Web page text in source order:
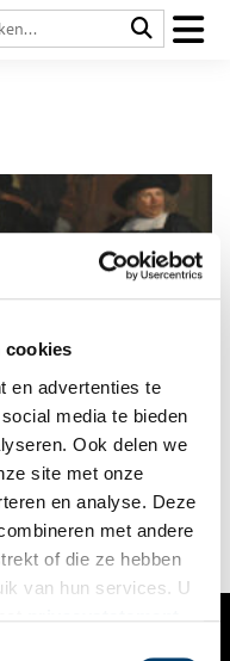
cookies
en advertenties te
media te bieden
Ook delen we
site met onze
en analyse. Deze
met andere
of die ze hebben
van hun services. U
in de collectie
tatoeage ontdekt op de
koopman. Een
de vroegst bekende
Europese
is.